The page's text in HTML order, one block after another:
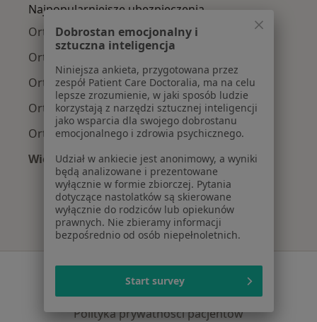
Najpopularniejsze ubezpieczenia
Ortopedzi z Allianz w Poznaniu
Ortopedzi z PZU Zdrowie w Poznaniu
Ortopedzi z Enel-med w Poznaniu
Ortopedzi z NFZ w Poznaniu
Ortopedzi z LUX MED w Poznaniu
Więcej (7)
Więcej w kategorii: Najpopularniejsze
Serwis
Regulamin
Polityka prywatności pacjentów
Dobrostan emocjonalny i
sztuczna inteligencja
Niniejsza ankieta, przygotowana przez
zespół Patient Care Doctoralia, ma na celu
lepsze zrozumienie, w jaki sposób ludzie
korzystają z narzędzi sztucznej inteligencji
jako wsparcia dla swojego dobrostanu
emocjonalnego i zdrowia psychicznego.
Udział w ankiecie jest anonimowy, a wyniki
będą analizowane i prezentowane
wyłącznie w formie zbiorczej. Pytania
dotyczące nastolatków są skierowane
wyłącznie do rodziców lub opiekunów
prawnych. Nie zbieramy informacji
bezpośrednio od osób niepełnoletnich.
Start survey